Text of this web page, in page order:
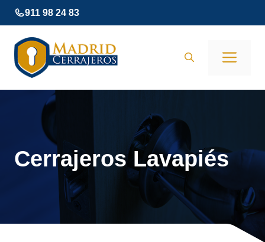
Saltar
al
contenido
911 98 24 83
Cerrajeros Lavapiés